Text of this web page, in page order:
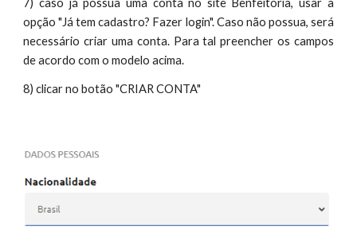
7) caso já possua uma conta no site Benfeitoria, usar a
opção "Já tem cadastro? Fazer login". Caso não possua, será
necessário criar uma conta. Para tal preencher os campos
de acordo com o modelo acima.
8) clicar no botão "CRIAR CONTA"